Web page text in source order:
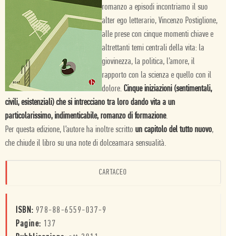
romanzo a episodi incontriamo il suo
alter ego letterario, Vincenzo Postiglione,
alle prese con cinque momenti chiave e
altrettanti temi centrali della vita: la
giovinezza, la politica, l’amore, il
rapporto con la scienza e quello con il
dolore. Cinque iniziazioni (sentimentali,
civili, esistenziali) che si intrecciano tra loro dando vita a un
particolarissimo, indimenticabile, romanzo di formazione.
Per questa edizione, l’autore ha inoltre scritto un capitolo del tutto nuovo,
che chiude il libro su una note di dolceamara sensualità.
CARTACEO
ISBN: 978-88-6559-037-9
Pagine: 137